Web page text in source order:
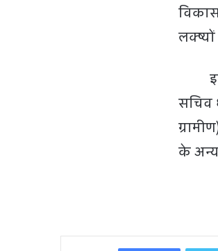
इस
सचिव
के अन्य